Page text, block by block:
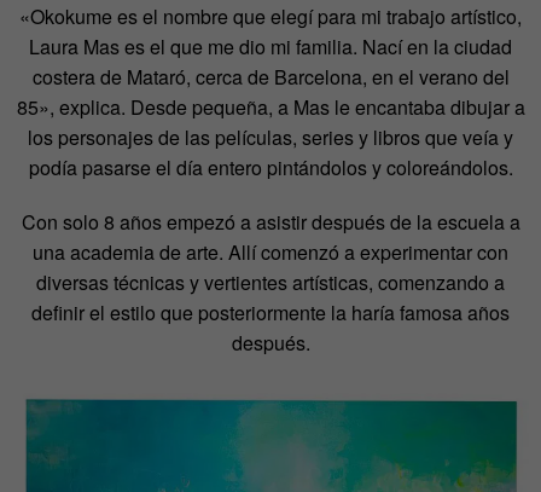
«Okokume es el nombre que elegí para mi trabajo artístico,
Laura Mas es el que me dio mi familia. Nací en la ciudad
costera de Mataró, cerca de Barcelona, en el verano del
85», explica. Desde pequeña, a Mas le encantaba dibujar a
los personajes de las películas, series y libros que veía y
podía pasarse el día entero pintándolos y coloreándolos.
Con solo 8 años empezó a asistir después de la escuela a
una academia de arte. Allí comenzó a experimentar con
diversas técnicas y vertientes artísticas, comenzando a
definir el estilo que posteriormente la haría famosa años
después.